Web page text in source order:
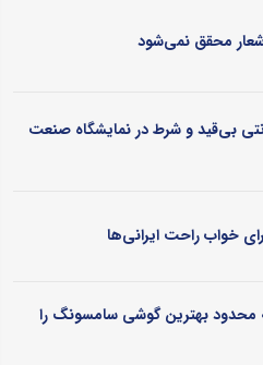
شعار محقق نمی‌شود
بی‌قید و شرط در نمایشگاه صنعت
محدود بهترین گوشی سامسونگ را